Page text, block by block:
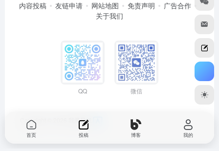
内容投稿 友链申请 网站地图 免责声明
广告合作
关于我们
QQ 微信
Copyright © 2026 我爱导航
首页 投稿 博客 我的